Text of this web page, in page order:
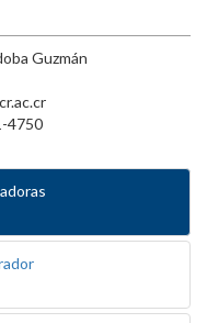
Guzmán
4750